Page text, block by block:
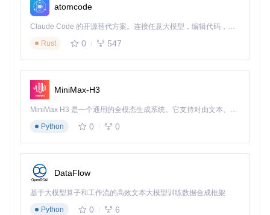
图1：FanControl软件主界面，展示了GPU、CPU及机箱风扇
的实时控制状态，包含转速显示和曲线调节功能（显卡风扇控
制界面）
实施步骤：
定位至"Hardware Monitor"或"风扇控制"相关选项
将风扇模式设置为"PWM"，并禁用主板智能控制功能
题的用户
实施难度
风险提示：错误的BIOS设置可能导致系统不稳定，建议修改
前记录原始配置
atomcode
Claude Code 的开源替代方案。连接任意大模型，编辑代码，运行命令，自动验证 — 全自动执行。用 Rust 构建，极致性能。 ｜ An open-source alternative to Claude Code. Connect any LLM, edit code, run commands, and verify changes — autonomously. Built in Rust for speed. Get Started
Rust
0 547
MiniMax-H3
MiniMax H3 是一个通用的全模态生成系统。它支持对由文本、图像、视频和音频组成的多模态上下文进行统一理解，并能生成分辨率高达 2K、时长可达 15 秒的带原生立体声音频的视频。得益于面向任务泛化的系统设计，H3 在预训练阶段就已具备广泛的多模态上下文理解与生成能力，能够出色地执行复杂的多模态指令。
Python
0 0
DataFlow
基于大模型算子和工作流的高效文本大模型训练数据合成框架
Python
0 6